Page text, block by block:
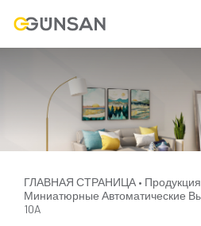
ГЛАВНАЯ СТРАНИЦА • Продукция
Миниатюрные Автоматические
10A